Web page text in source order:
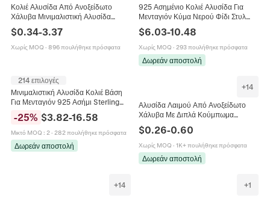
Κολιέ Αλυσίδα Από Ανοξείδωτο
Χάλυβα Μινιμαλιστική Αλυσίδα
Κοσμήματα Μόδα Unisex
$0.34-3.37
Χωρίς MOQ · 896 πουλήθηκε πρόσφατα
925 Ασημένιο Κολιέ Αλυσίδα Για
Μενταγιόν Κύμα Νερού Φίδι Στυλ
Σχοινιού Ιταλία Σφραγίδα
$6.03-10.48
Χωρίς MOQ · 293 πουλήθηκε πρόσφατα
Δωρεάν αποστολή
214 επιλογές
Μινιμαλιστική Αλυσίδα Κολιέ Βάση
Για Μενταγιόν 925 Ασήμι Sterling
Ρυθμιζόμενη
-25% $3.82-16.58
Μικτό MOQ : 2· 282 πουλήθηκε πρόσφατα
Δωρεάν αποστολή
+14
Αλυσίδα Λαιμού Από Ανοξείδωτο
Χάλυβα Με Διπλά Κούμπωμα
Καβούρι Τετράγωνος Κρίκος Για
Γυαλιά Μάσκες Γυαλισμένο
$0.26-0.60
Χωρίς MOQ · 1K+ πουλήθηκε πρόσφατα
Δωρεάν αποστολή
+14 +1